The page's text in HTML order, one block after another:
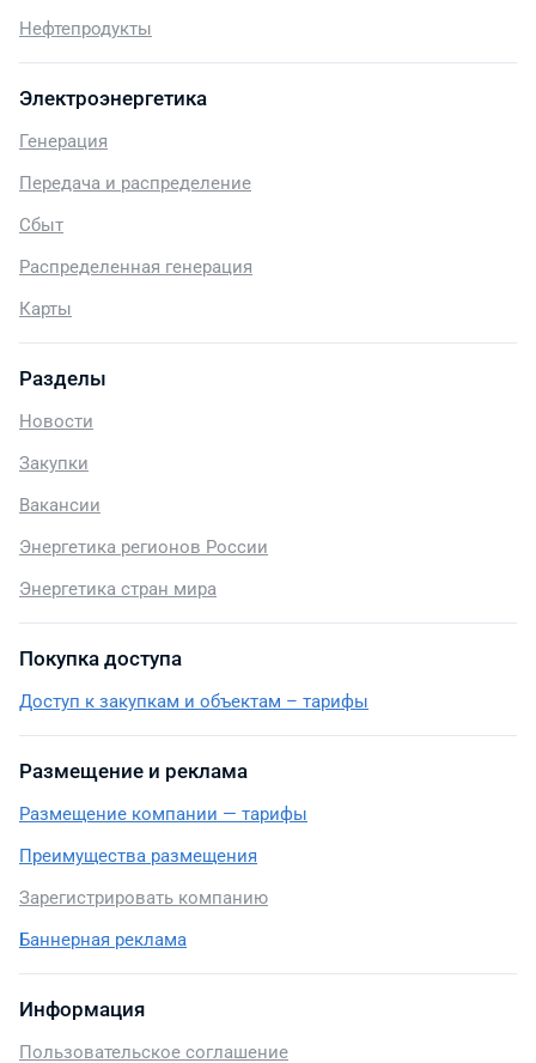
Нефтепродукты
Электроэнергетика
Генерация
Передача и распределение
Сбыт
Распределенная генерация
Карты
Разделы
Новости
Закупки
Вакансии
Энергетика регионов России
Энергетика стран мира
Покупка доступа
Доступ к закупкам и объектам – тарифы
Размещение и реклама
Размещение компании — тарифы
Преимущества размещения
Зарегистрировать компанию
Баннерная реклама
Информация
Пользовательское соглашение